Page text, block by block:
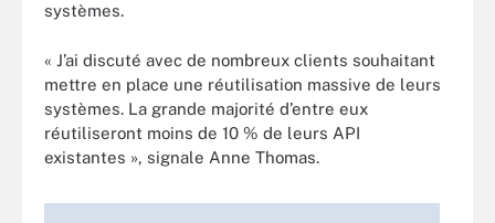
systèmes.
« J’ai discuté avec de nombreux clients souhaitant
mettre en place une réutilisation massive de leurs
systèmes. La grande majorité d’entre eux
réutiliseront moins de 10 % de leurs API
existantes », signale Anne Thomas.